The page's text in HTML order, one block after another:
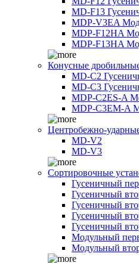
MD-F13
MDP-V3EA
MDP-F12HA
MDP-F13HA
Конусные
MD-C2
MD-C3
MDP-C2ES-A
MDP-C3EM-A
Центробежно-
MD-V2
MD-V3
Сортировочные
Гусеничный
Гусеничный
Гусеничный
Гусеничный
Гусеничный
Модульный
Модульный